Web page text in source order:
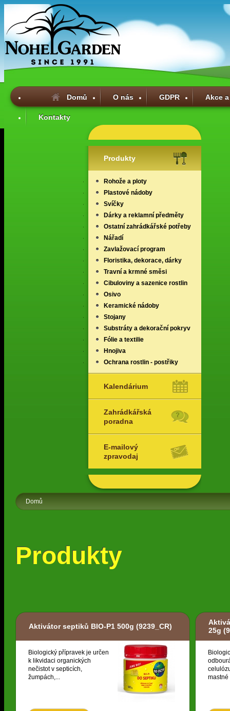
Domů O nás GDPR Akce
Kontakty
Produkty
Rohože a ploty
Plastové nádoby
Svíčky
Dárky a reklamní předměty
Ostatní zahrádkářské potřeby
Nářadí
Zavlažovací program
Floristika, dekorace, dárky
Travní a krmné směsi
Cibuloviny a sazenice rostlin
Osivo
Keramické nádoby
Stojany
Substráty a dekorační pokryv
Fólie a textilie
Hnojiva
Ochrana rostlin - postřiky
Kalendárium
Zahrádkářská
poradna
E-mailový
zpravodaj
Domů
Produkty
Aktivátor septiků BIO-P1 500g (9239_CR)
Biologický přípravek je určen
k likvidaci organických
nečistot v septicích,
žumpách,...
25g
mastné